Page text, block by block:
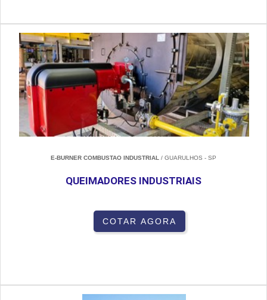
E-BURNER COMBUSTAO INDUSTRIAL / GUARULHOS - SP
QUEIMADORES INDUSTRIAIS
COTAR AGORA